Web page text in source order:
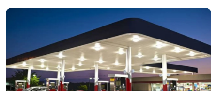
konkordato ilan etti. Mahkeme, geçtiğimiz yıllarda dünyanın
en büyük 5. seramik firması olma başarısı gösteren şirket
hakkında 3 ay süreyle geçici mühlet kararı verildi.